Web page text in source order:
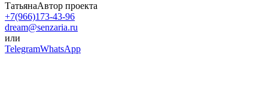
ТатьянаАвтор проекта
+7(966)173-43-96
dream@senzaria.ru
или
TelegramWhatsApp